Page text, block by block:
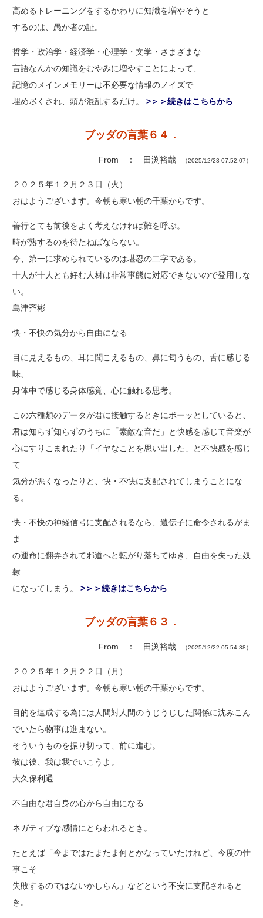
高めるトレーニングをするかわりに知識を増やそうと
するのは、愚か者の証。
哲学・政治学・経済学・心理学・文学・さまざまな
言語なんかの知識をむやみに増やすことによって、
記憶のメインメモリーは不必要な情報のノイズで
埋め尽くされ、頭が混乱するだけ。 >＞＞続きはこちらから
ブッダの言葉６４．
From ： 田渕裕哉 （2025/12/23 07:52:07）
２０２５年１２月２３日（火）
おはようございます。今朝も寒い朝の千葉からです。
善行とても前後をよく考えなければ難を呼ぶ。
時が熟するのを待たねばならない。
今、第一に求められているのは堪忍の二字である。
十人が十人とも好む人材は非常事態に対応できないので登用しな
い。
島津斉彬
快・不快の気分から自由になる
目に見えるもの、耳に聞こえるもの、鼻に匂うもの、舌に感じる
味
身体中で感じる身体感覚、心に触れる思考。
この六種類のデータが君に接触するときにボーッとしていると、
君は知らず知らずのうちに「素敵な音だ」と快感を感じて音楽が
心にすりこまれたり「イヤなことを思い出した」と不快感を感じ
て
気分が悪くなったりと、快・不快に支配されてしまうことにな
る。
快・不快の神経信号に支配されるなら、遺伝子に命令されるがま
ま
の運命に翻弄されて邪道へと転がり落ちてゆき、自由を失った奴
隷
になってしまう。 >＞＞続きはこちらから
ブッダの言葉６３．
From ： 田渕裕哉 （2025/12/22 05:54:38）
２０２５年１２月２２日（月）
おはようございます。今朝も寒い朝の千葉からです。
目的を達成する為には人間対人間のうじうじした関係に沈みこん
でいたら物事は進まない。
そういうものを振り切って、前に進む。
彼は彼、我は我でいこうよ。
大久保利通
不自由な君自身の心から自由になる
ネガティブな感情にとらわれるとき。
たとえば「今まではたまたま何とかなっていたけれど、今度の仕
事こそ
失敗するのではないかしらん」などという不安に支配されると
き。